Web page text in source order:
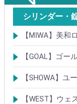
シリンダー・
【MIWA】美和
シリンダー
レバーハンドル錠
ケースロック
モノロック
本締錠
引戸錠
引違戸錠
ガラス扉錠
補助錠
グレモン錠
自動施錠錠
面付錠
内部錠
プッシュプル錠
キーレス錠
インダストリア
ポスト錠
ハンドル
サムターン
フロントプレート
ストライク
樹脂カバー・非常
交換・補修錠前
交換・補修部材
M品番特殊錠(Kシ
その他
【GOAL】ゴー
シリンダー
錠
錠前部品
その他
【SHOWA】ユ
シリンダー
錠
その他
【WEST】ウェ